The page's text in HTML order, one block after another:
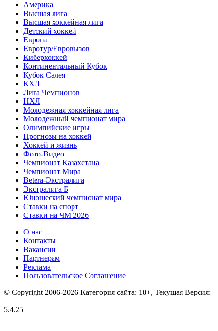
Америка
Высшая лига
Высшая хоккейная лига
Детский хоккей
Европа
Евротур/Евровызов
Киберхоккей
Континентальный Кубок
Кубок Салея
КХЛ
Лига Чемпионов
НХЛ
Молодежная хоккейная лига
Молодежный чемпионат мира
Олимпийские игры
Прогнозы на хоккей
Хоккей и жизнь
Фото-Видео
Чемпионат Казахстана
Чемпионат Мира
Betera-Экстралига
Экстралига Б
Юношеский чемпионат мира
Ставки на спорт
Ставки на ЧМ 2026
О нас
Контакты
Вакансии
Партнерам
Реклама
Пользовательское Соглашение
© Copyright 2006-2026 Категория сайта: 18+, Текущая Версия:
5.4.25